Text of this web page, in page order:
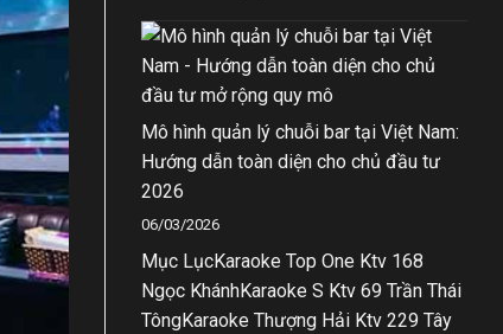
Mô hình quản lý chuỗi bar tại Việt Nam:
Hướng dẫn toàn diện cho chủ đầu tư
2026
06/03/2026
Mục LụcKaraoke Top One Ktv 168
Ngọc KhánhKaraoke S Ktv 69 Trần Thái
TôngKaraoke Thượng Hải Ktv 229 Tây